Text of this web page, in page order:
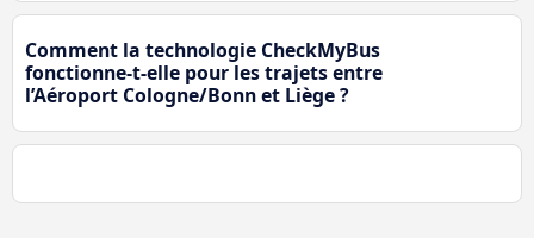
Comment la technologie CheckMyBus
fonctionne-t-elle pour les trajets entre
l’Aéroport Cologne/Bonn et Liège ?